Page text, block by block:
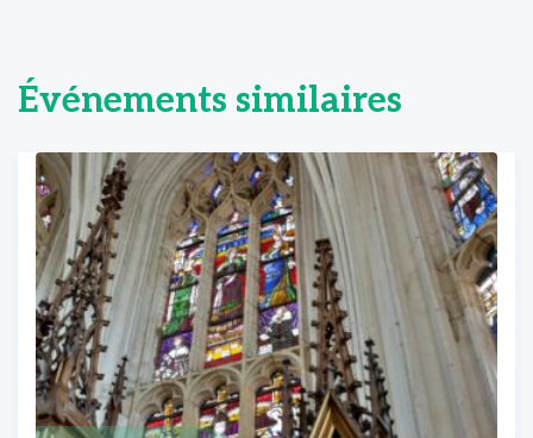
Événements similaires